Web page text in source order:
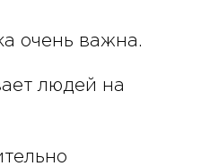
очень важна.
людей на